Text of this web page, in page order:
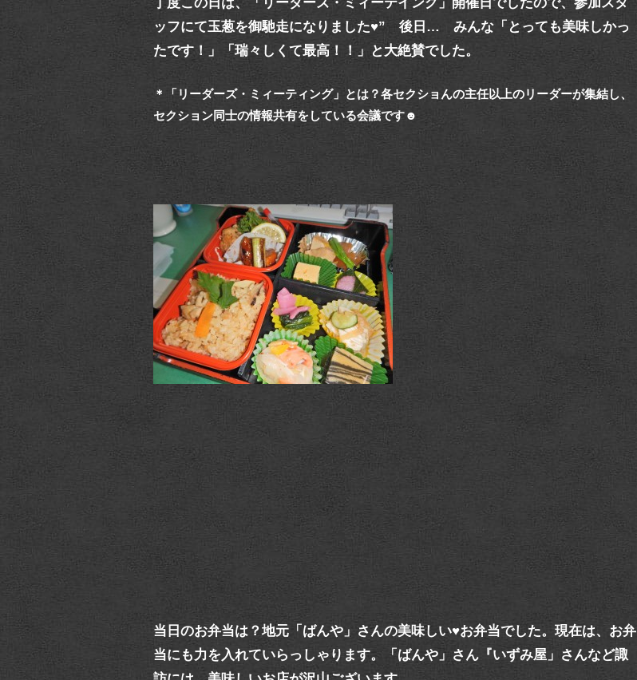
丁度この日は、「リーダーズ・ミィーテイング」開催日でしたので、参加スタ
ッフにて玉葱を御馳走になりました♥” 後日… みんな「とっても美味しかっ
たです！」「瑞々しくて最高！！」と大絶賛でした。
＊「リーダーズ・ミィーティング」とは？各セクショんの主任以上のリーダーが集結し、
セクション同士の情報共有をしている会議です☻
当日のお弁当は？地元「ばんや」さんの美味しい♥お弁当でした。現在は、お弁
当にも力を入れていらっしゃります。「ばんや」さん『いずみ屋」さんなど諏